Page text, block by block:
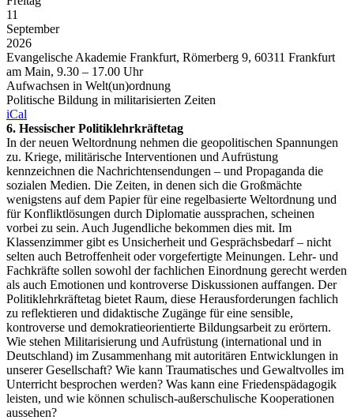
11
September
2026
Evangelische Akademie Frankfurt, Römerberg 9, 60311 Frankfurt
am Main, 9.30 – 17.00 Uhr
Aufwachsen in Welt(un)ordnung
Politische Bildung in militarisierten Zeiten
iCal
6. Hessischer Politiklehrkräftetag
In der neuen Weltordnung nehmen die geopolitischen Spannungen
zu. Kriege, militärische Interventionen und Aufrüstung
kennzeichnen die Nachrichtensendungen – und Propaganda die
sozialen Medien. Die Zeiten, in denen sich die Großmächte
wenigstens auf dem Papier für eine regelbasierte Weltordnung und
für Konfliktlösungen durch Diplomatie aussprachen, scheinen
vorbei zu sein. Auch Jugendliche bekommen dies mit. Im
Klassenzimmer gibt es Unsicherheit und Gesprächsbedarf – nicht
selten auch Betroffenheit oder vorgefertigte Meinungen. Lehr- und
Fachkräfte sollen sowohl der fachlichen Einordnung gerecht werden
als auch Emotionen und kontroverse Diskussionen auffangen. Der
Politiklehrkräftetag bietet Raum, diese Herausforderungen fachlich
zu reflektieren und didaktische Zugänge für eine sensible,
kontroverse und demokratieorientierte Bildungsarbeit zu erörtern.
Wie stehen Militarisierung und Aufrüstung (international und in
Deutschland) im Zusammenhang mit autoritären Entwicklungen in
unserer Gesellschaft? Wie kann Traumatisches und Gewaltvolles im
Unterricht besprochen werden? Was kann eine Friedenspädagogik
leisten, und wie können schulisch-außerschulische Kooperationen
aussehen?